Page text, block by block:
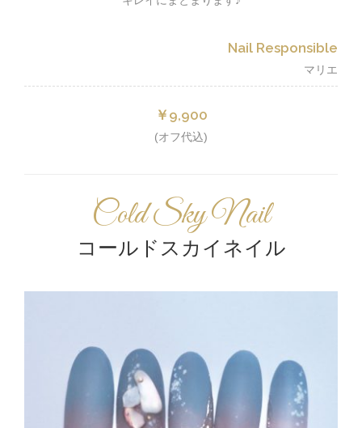
Nail Responsible
マリエ
￥9,900
(オフ代込)
Cold Sky Nail
コールドスカイネイル